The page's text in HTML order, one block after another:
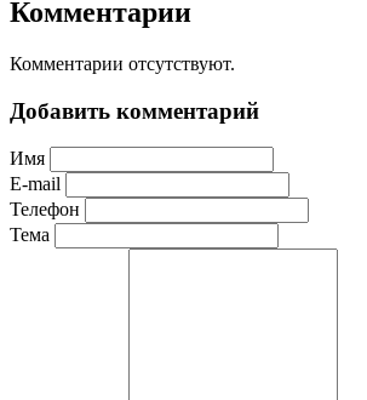
Комментарии
Комментарии отсутствуют.
Добавить комментарий
Имя
E-mail
Телефон
Тема